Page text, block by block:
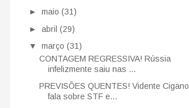
► maio (31)
► abril (29)
▼ março (31)
CONTAGEM REGRESSIVA! Rússia
infelizmente saiu nas ...
PREVISÕES QUENTES! Vidente Cigano
fala sobre STF e...